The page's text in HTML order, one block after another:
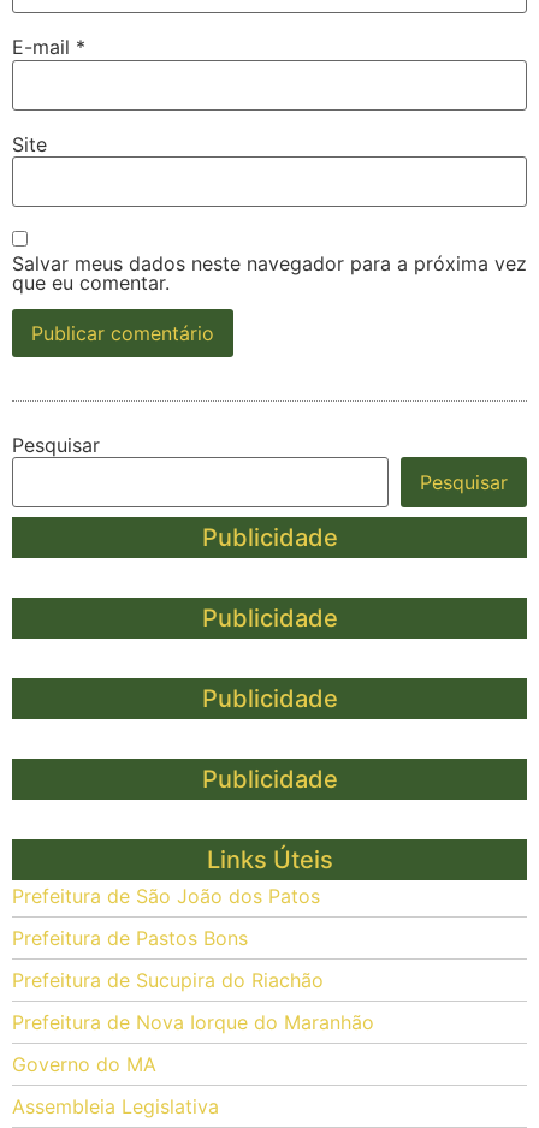
E-mail *
Site
Salvar meus dados neste navegador para a próxima vez
que eu comentar.
Pesquisar
Pesquisar
Publicidade
Publicidade
Publicidade
Publicidade
Links Úteis
Prefeitura de São João dos Patos
Prefeitura de Pastos Bons
Prefeitura de Sucupira do Riachão
Prefeitura de Nova Iorque do Maranhão
Governo do MA
Assembleia Legislativa